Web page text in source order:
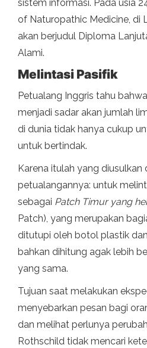
sistem informasi. Pada usia
of Naturopathic Medicine, di
akan berjudul Diploma
Alami.
Melintasi Pasifik
Petualang Inggris tahu
menjadi sadar akan jumlah
di dunia tidak hanya cukup
untuk bertindak.
Karena itulah yang
petualangannya: untuk
sebagai Patch Timur yang
Patch), yang merupakan
ditutupi oleh botol plastik
bahkan dihitung agak lebih
yang sama.
Tujuan saat melakukan
menyebarkan pesan bagi
dan melihat perlunya
Rothschild tidak mencari